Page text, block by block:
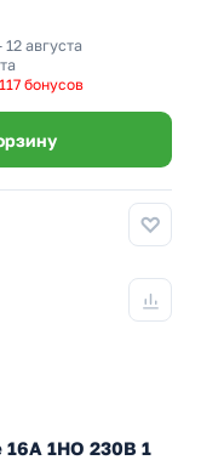
12 августа
117 бонусов
16А 1НО 230В 1